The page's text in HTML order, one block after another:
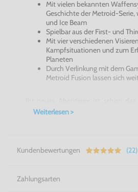
Mit vielen bekannten
Geschichte der Metroid-Serie,
und Ice Beam
Spielbar aus der First- und
Mit vier verschiedenen
Kampfsituationen und zum
Planeten
Durch Verlinkung mit dem
Metroid Fusion lassen sich
spannenden Story - und es
Manier: Samus´Schiff dockt an ein
Jägerin zeigen was sie drauf
GameCubekombiniert
Metroid Prime für GameCube -
Weiterlesen >
Kundenbewertungen (22)
Zahlungsarten